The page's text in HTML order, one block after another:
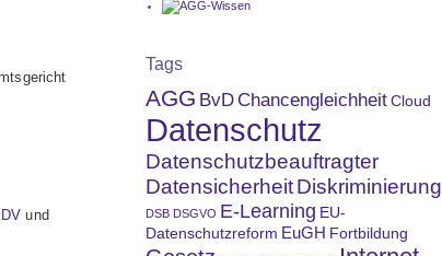
und
Tags
AGG BvDChancengleichheit Cloud
Datenschutz
Datenschutzbeauftragter
Datensicherheit Diskriminierung
DSB DSGVO E-Learning EU-
Datenschutzreform EuGH Fortbildung